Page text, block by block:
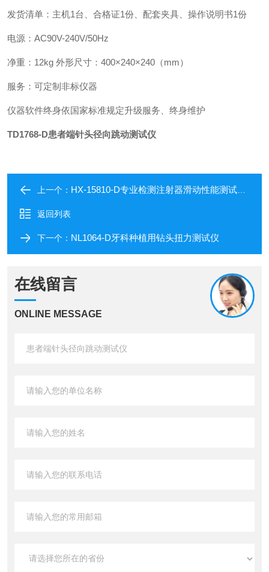
发货清单：主机1台、合格证1份、配套夹具、操作说明书1份
电源：AC90V-240V/50Hz
净重：12kg 外形尺寸：400×240×240（mm）
服务：可定制非标仪器
仪器软件终身依国家标准规定升级服务、终身维护
TD1768-D患者端针头径向跳动测试仪
上一个： HX-15810-D专业检测注射器滑动性能测试仪-上海远梓
返回列表
下一个： NL1064-D牙科种植用钻头扭力测试仪
在线留言
ONLINE MESSAGE